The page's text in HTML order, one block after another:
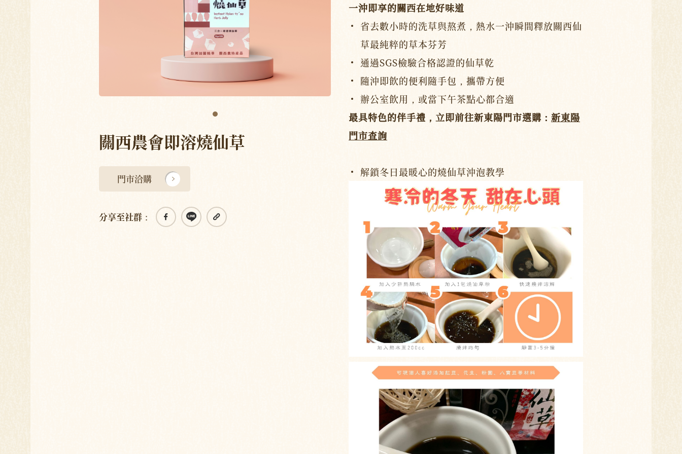
關西農會即溶燒仙草
門市洽購
分享至社群：
一沖即享的關西在地好味道
省去數小時的洗草與熬煮，熱水一沖瞬間釋放關西仙
草最純粹的草本芬芳
通過SGS檢驗合格認證的仙草乾
隨沖即飲的便利隨手包，攜帶方便
辦公室飲用，或當下午茶點心都合適
最具特色的伴手禮，立即前往新東陽門市選購： 新東陽
門市查詢
解鎖冬日最暖心的燒仙草沖泡教學